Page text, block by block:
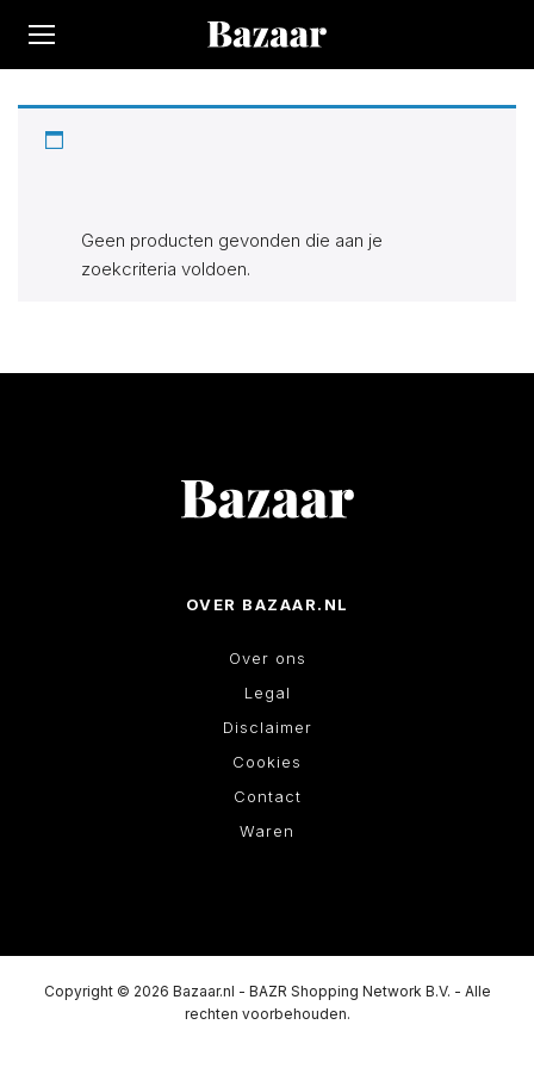
Alle actuele items in de categorie “Moonboot”. Zoek, vind en
Geen producten gevonden die aan je
zoekcriteria voldoen.
OVER BAZAAR.NL
Over ons
Legal
Disclaimer
Cookies
Contact
Waren
Copyright © 2026 Bazaar.nl - BAZR Shopping Network B.V. - Alle
rechten voorbehouden.